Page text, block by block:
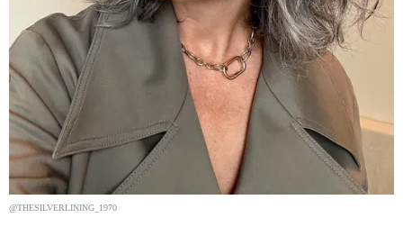
@THESILVERLINING_1970